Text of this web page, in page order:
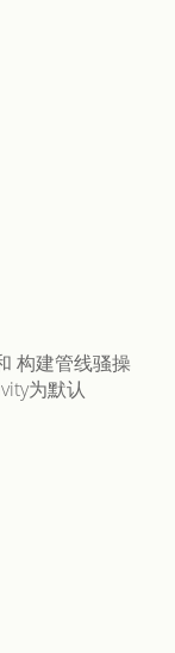
构建管线骚操
为默认